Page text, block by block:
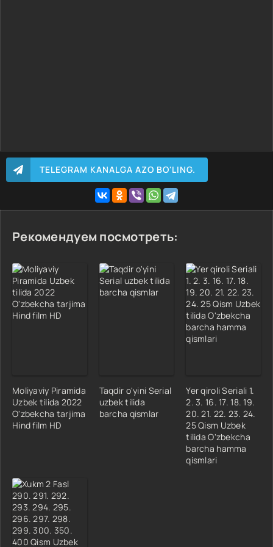
TELEGRAM KANALGA AZO BO'LING.
Рекомендуем посмотреть:
Moliyaviy Piramida
Uzbek tilida 2022
O'zbekcha tarjima
Hind film HD
Taqdir o'yini Serial
uzbek tilida
barcha qismlar
Yer qiroli Seriali 1.
2. 3. 16. 17. 18. 19.
20. 21. 22. 23. 24.
25 Qism Uzbek
tilida O'zbekcha
barcha hamma
qismlari